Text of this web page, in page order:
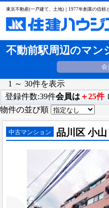
東京不動産(一戸建て、土地)｜1977年創業の信頼
不動前駅周辺のマン
会
1 ～ 30件を表示
登録件数:39件会員は ＋25件
物件の並び順
中古マンション 品川区 小山